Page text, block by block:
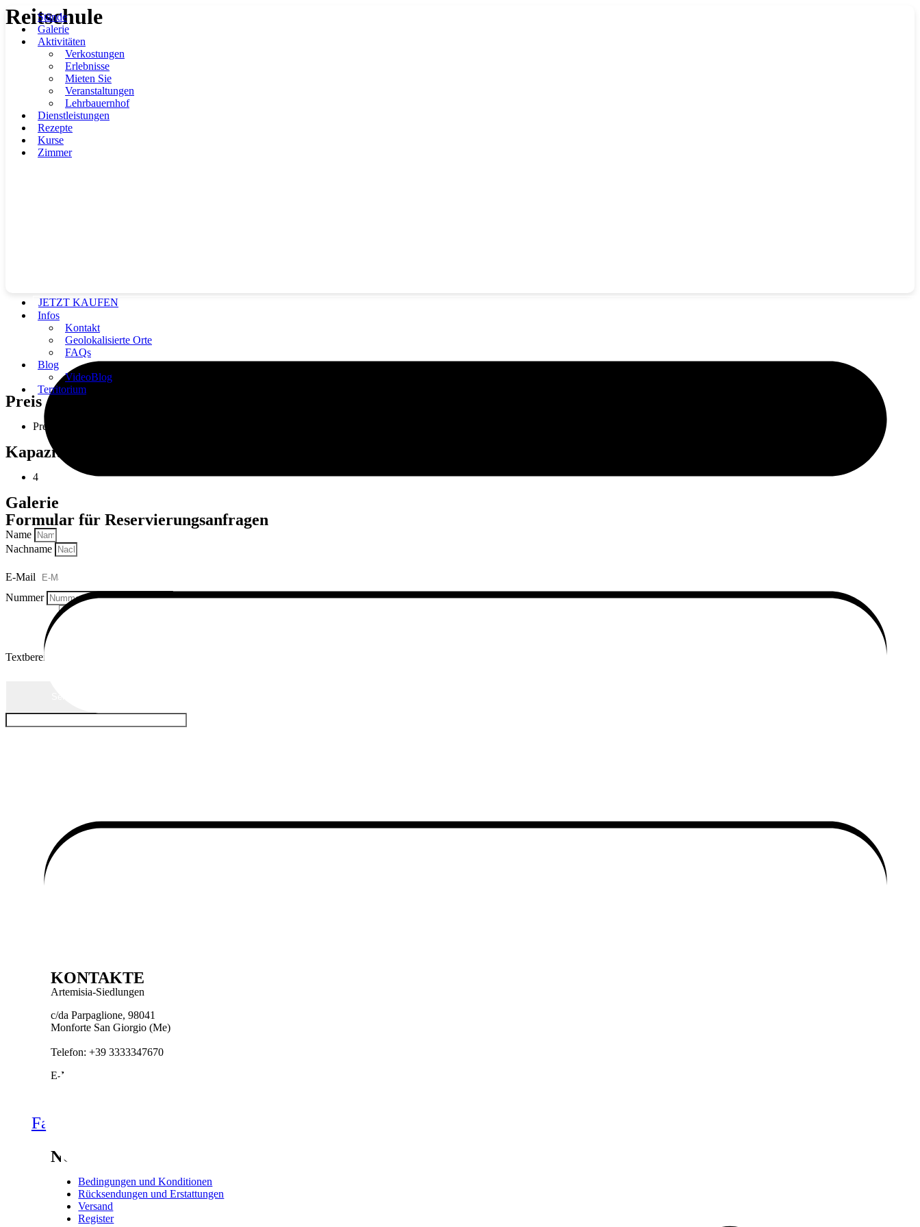
Zum
Inhalt
springen
Stände
Galerie
Aktivitäten
Verkostungen
Erlebnisse
Mieten Sie
Veranstaltungen
Lehrbauernhof
Dienstleistungen
Rezepte
Kurse
Zimmer
JETZT KAUFEN
Infos
Kontakt
Geolokalisierte Orte
FAQs
Blog
VideoBlog
Territorium
Reitschule
Preis
Preis: 150€
Kapazität
4
Galerie
Formular für Reservierungsanfragen
Name
Nachname
E-Mail
Nummer
Textbereich
KONTAKTE
Artemisia-Siedlungen
c/da Parpaglione, 98041
Monforte San Giorgio (Me)
Telefon: +39 3333347670
E-Mail:
Facebook-
NÜTZLICHE LINKS
Bedingungen und Konditionen
Rücksendungen und Erstattungen
Versand
Register